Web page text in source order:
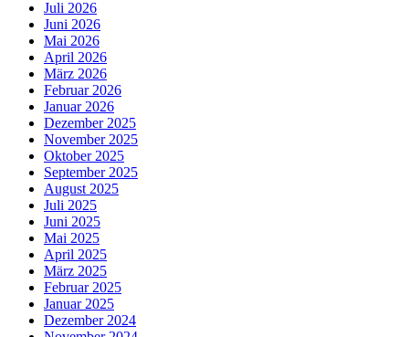
Juli 2026
Juni 2026
Mai 2026
April 2026
März 2026
Februar 2026
Januar 2026
Dezember 2025
November 2025
Oktober 2025
September 2025
August 2025
Juli 2025
Juni 2025
Mai 2025
April 2025
März 2025
Februar 2025
Januar 2025
Dezember 2024